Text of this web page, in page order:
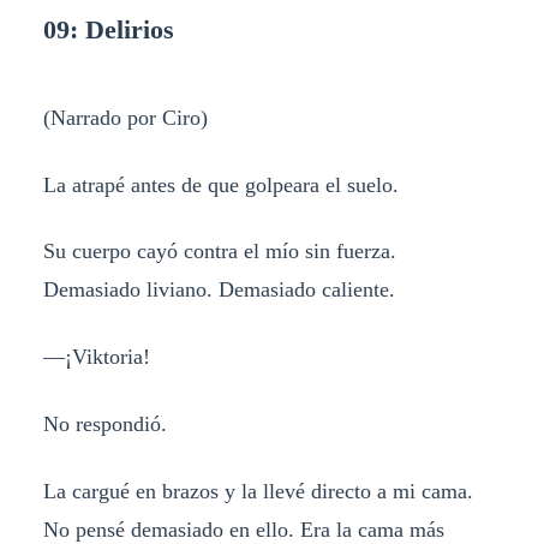
09: Delirios
(Narrado por Ciro)
La atrapé antes de que golpeara el suelo.
Su cuerpo cayó contra el mío sin fuerza.
Demasiado liviano. Demasiado caliente.
—¡Viktoria!
No respondió.
La cargué en brazos y la llevé directo a mi cama.
No pensé demasiado en ello. Era la cama más